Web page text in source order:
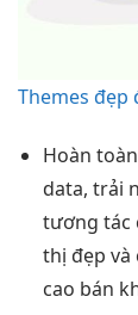
Themes
Hoàn toàn
data, trải
tương tác
thị đẹp và
cao bán